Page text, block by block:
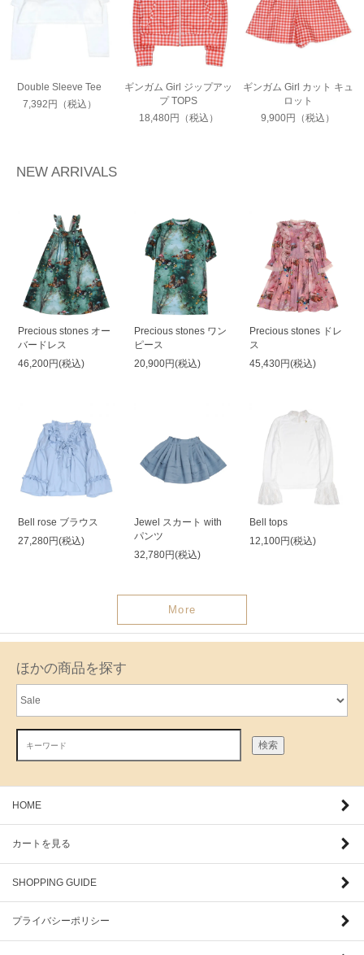
Double Sleeve Tee
7,392円（税込）
ギンガム Girl ジップアッ
プ TOPS
18,480円（税込）
ギンガム Girl カット キュ
ロット
9,900円（税込）
NEW ARRIVALS
Precious stones オー
バードレス
46,200円(税込)
Precious stones ワン
ピース
20,900円(税込)
Precious stones ドレ
ス
45,430円(税込)
Bell rose ブラウス
27,280円(税込)
Jewel スカート with
パンツ
32,780円(税込)
Bell tops
12,100円(税込)
More
ほかの商品を探す
検索
HOME
カートを見る
SHOPPING GUIDE
プライバシーポリシー